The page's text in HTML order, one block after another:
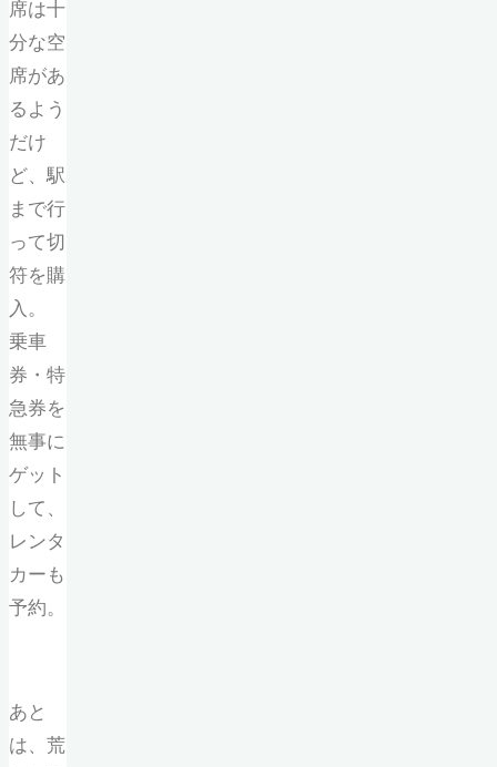
席は十
分な空
席があ
るよう
だけ
ど、駅
まで行
って切
符を購
入。
乗車
券・特
急券を
無事に
ゲット
して、
レンタ
カーも
予約。
あと
は、荒